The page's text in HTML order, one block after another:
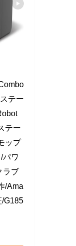
テー
テー
ップ
パワ
ラブ
/Ama
/G185